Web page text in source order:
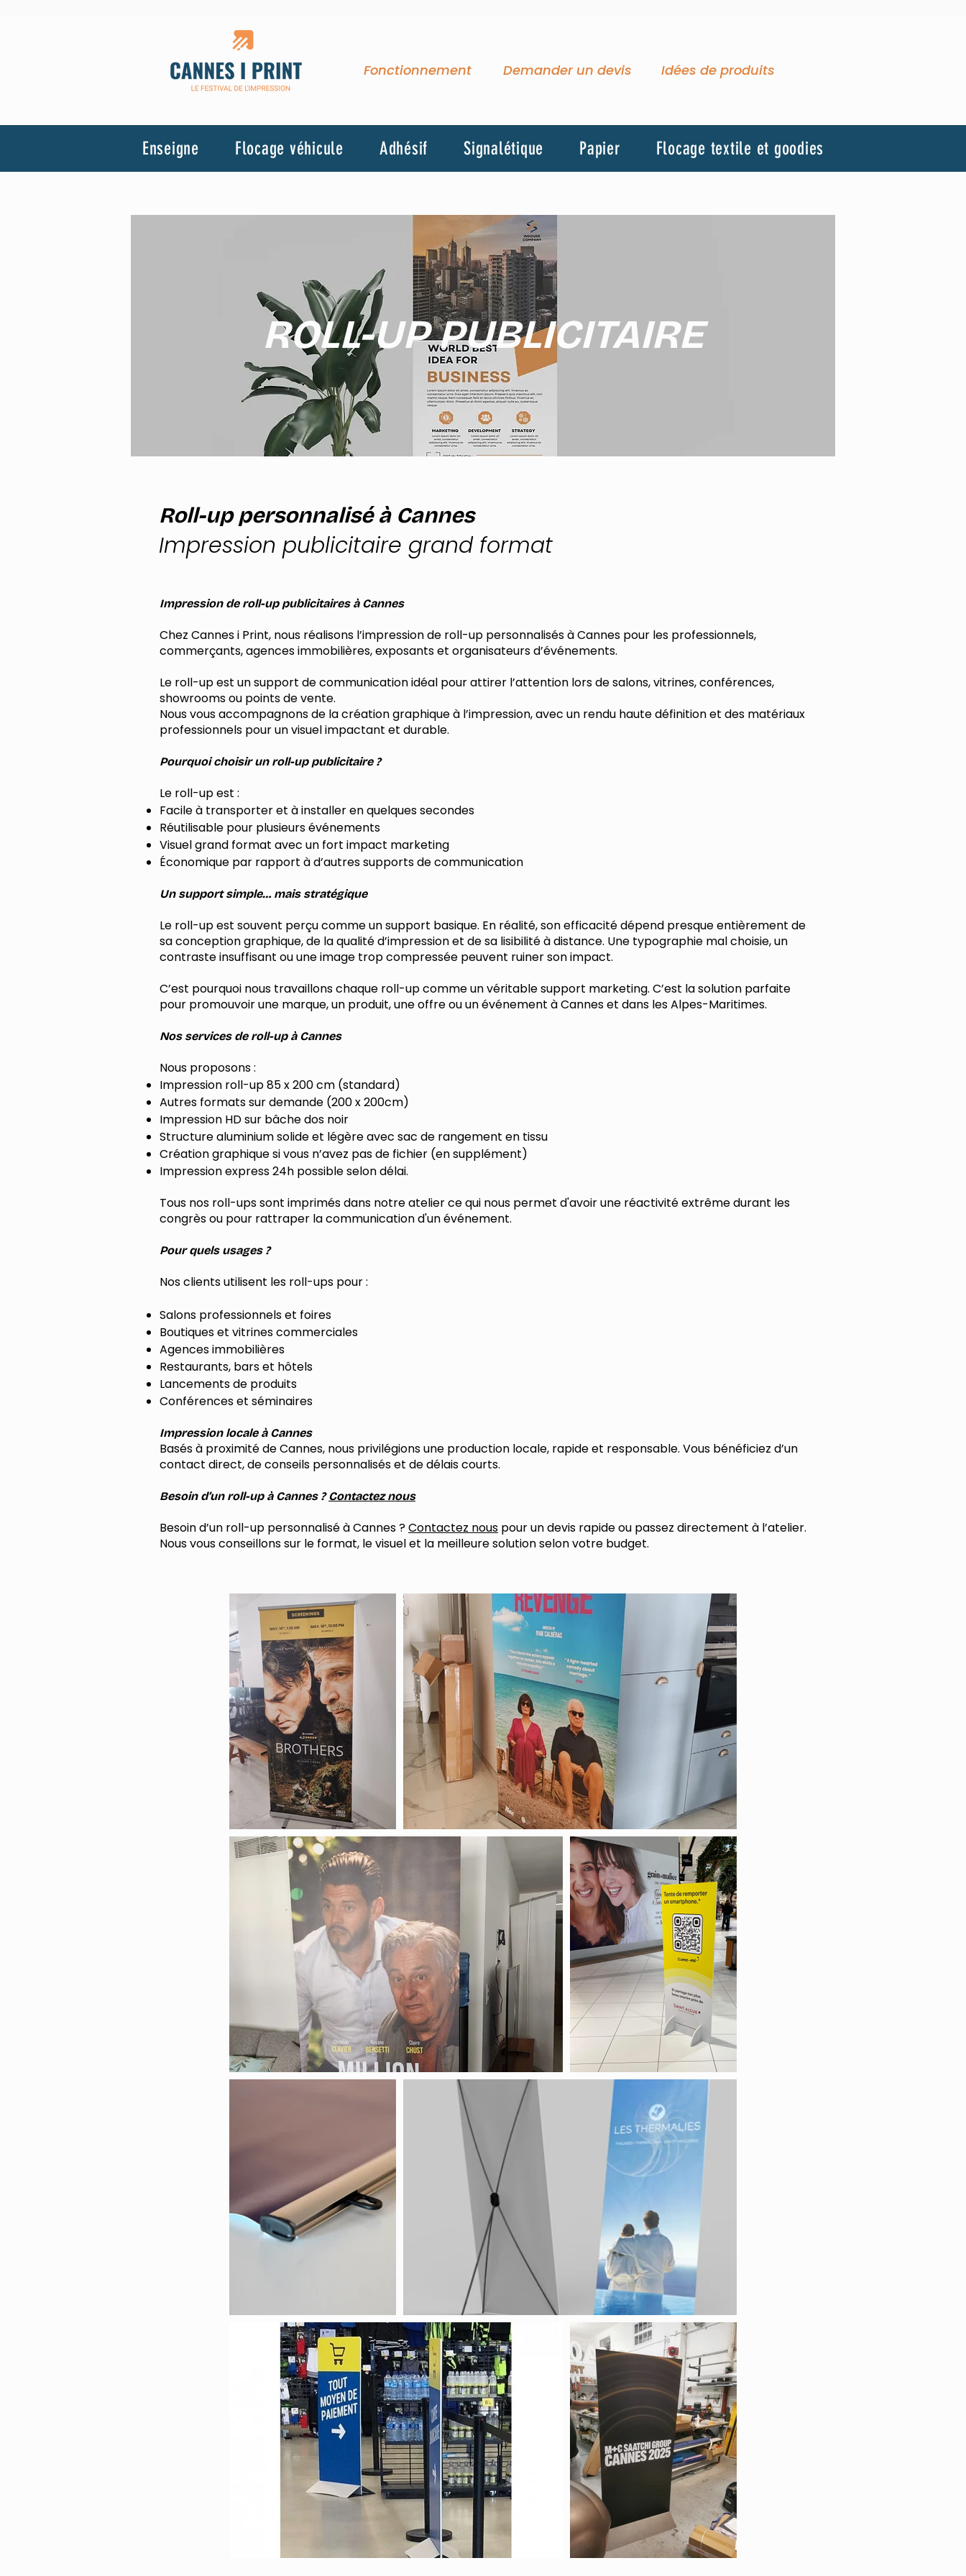
Fonctionnement Demander un devis Idées de produits
ROLL-UP PUBLICITAIRE
Roll-up personnalisé à Cannes
Impression publicitaire grand format​
Impression de roll-up publicitaires à Cannes
Chez Cannes i Print, nous réalisons l’impression de roll-up personnalisés à Cannes pour les professionnels,
commerçants, agences immobilières, exposants et organisateurs d’événements.
Le roll-up est un support de communication idéal pour attirer l’attention lors de salons, vitrines, conférences,
showrooms ou points de vente.
Nous vous accompagnons de la création graphique à l’impression, avec un rendu haute définition et des matériaux
professionnels pour un visuel impactant et durable.
Pourquoi choisir un roll-up publicitaire ?
Le roll-up est :
Facile à transporter et à installer en quelques secondes
Réutilisable pour plusieurs événements
Visuel grand format avec un fort impact marketing
Économique par rapport à d’autres supports de communication
Un support simple… mais stratégique
Le roll-up est souvent perçu comme un support basique. En réalité, son efficacité dépend presque entièrement de
sa conception graphique, de la qualité d’impression et de sa lisibilité à distance. Une typographie mal choisie, un
contraste insuffisant ou une image trop compressée peuvent ruiner son impact.
C’est pourquoi nous travaillons chaque roll-up comme un véritable support marketing. C’est la solution parfaite
pour promouvoir une marque, un produit, une offre ou un événement à Cannes et dans les Alpes-Maritimes.
Nos services de roll-up à Cannes
Nous proposons :
Impression roll-up 85 x 200 cm (standard)
Autres formats sur demande (200 x 200cm)
Impression HD sur bâche dos noir
Structure aluminium solide et légère avec sac de rangement en tissu
Création graphique si vous n’avez pas de fichier (en supplément)
Impression express 24h possible selon délai.
Tous nos roll-ups sont imprimés dans notre atelier ce qui nous permet d'avoir une réactivité extrême durant les
congrès ou pour rattraper la communication d'un événement.
Pour quels usages ?
Nos clients utilisent les roll-ups pour :
Salons professionnels et foires
Boutiques et vitrines commerciales
Agences immobilières
Restaurants, bars et hôtels
Lancements de produits
Conférences et séminaires
Impression locale à Cannes
Basés à proximité de Cannes, nous privilégions une production locale, rapide et responsable. Vous bénéficiez d’un
contact direct, de conseils personnalisés et de délais courts.
Besoin d’un roll-up à Cannes ?Contactez nous
Besoin d’un roll-up personnalisé à Cannes ?Contactez nous pour un devis rapide ou passez directement à l’atelier.
Nous vous conseillons sur le format, le visuel et la meilleure solution selon votre budget.
Enseigne Flocage véhicule Adhésif Signalétique Papier Flocage textile et goodies